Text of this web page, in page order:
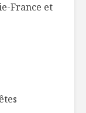
France et